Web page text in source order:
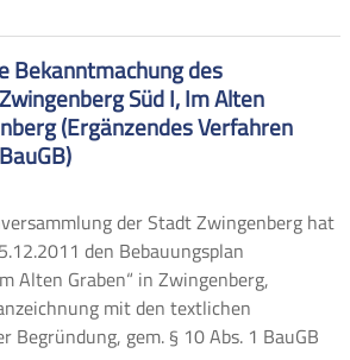
Bekanntmachung des
Süd I, Im Alten
(Ergänzendes Verfahren
der Stadt Zwingenberg hat
den Bebauungsplan
Alten Graben“ in Zwingenberg,
mit den textlichen
Begründung, gem. § 10 Abs. 1 BauGB